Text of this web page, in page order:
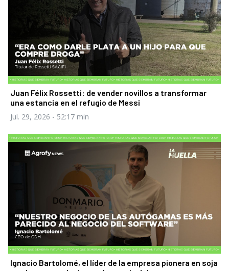
Juan Félix Rossetti: de vender novillos a transformar
una estancia en el refugio de Messi
Jul. 29, 2026 - 52:17 min
Ignacio Bartolomé, el líder de la empresa pionera en soja